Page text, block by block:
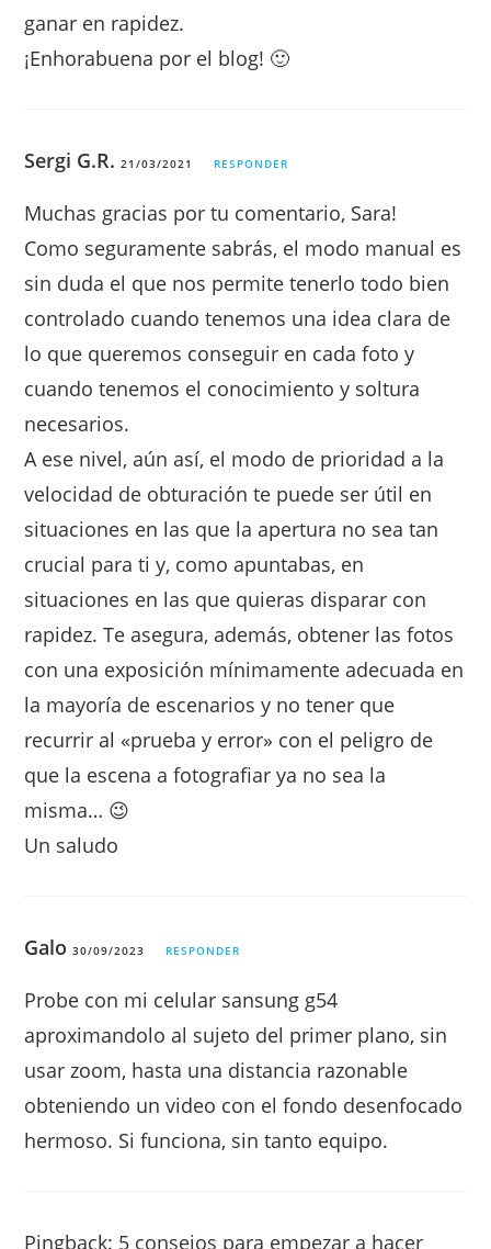
ganar en rapidez.
¡Enhorabuena por el blog! 🙂
Sergi G.R. 21/03/2021 RESPONDER
Muchas gracias por tu comentario, Sara!
Como seguramente sabrás, el modo manual es
sin duda el que nos permite tenerlo todo bien
controlado cuando tenemos una idea clara de
lo que queremos conseguir en cada foto y
cuando tenemos el conocimiento y soltura
necesarios.
A ese nivel, aún así, el modo de prioridad a la
velocidad de obturación te puede ser útil en
situaciones en las que la apertura no sea tan
crucial para ti y, como apuntabas, en
situaciones en las que quieras disparar con
rapidez. Te asegura, además, obtener las fotos
con una exposición mínimamente adecuada en
la mayoría de escenarios y no tener que
recurrir al «prueba y error» con el peligro de
que la escena a fotografiar ya no sea la
misma… 😉
Un saludo
Galo30/09/2023 RESPONDER
Probe con mi celular sansung g54
aproximandolo al sujeto del primer plano, sin
usar zoom, hasta una distancia razonable
obteniendo un video con el fondo desenfocado
hermoso. Si funciona, sin tanto equipo.
Pingback: 5 consejos para empezar a hacer